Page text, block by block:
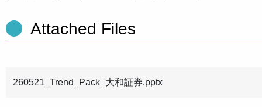
Attached Files
260521_Trend_Pack_大和証券.pptx